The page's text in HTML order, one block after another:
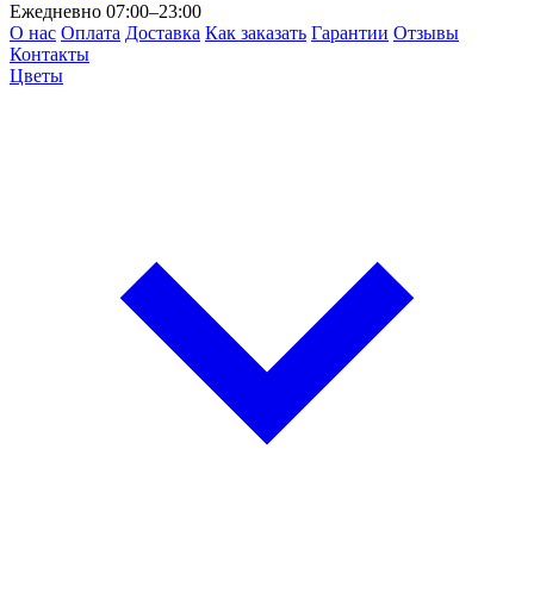
Ежедневно 07:00–23:00
О нас Оплата Доставка Как заказать Гарантии Отзывы
Контакты
Цветы